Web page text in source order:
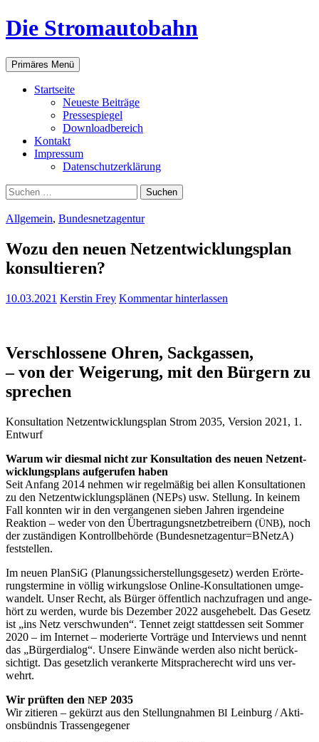
Zum
Inhalt
Die Stromautobahn
Suchen
Primäres Menü
Start­sei­te
Neu­es­te Beiträge
Pres­se­spie­gel
Down­load­be­reich
Kon­takt
Impres­sum
Daten­schutz­er­klä­rung
Suchen
nach:
Allgemein, Bundesnetzagentur
Wozu den neu­en Netz­ent­wick­lungs­plan
konsultieren?
10.03.2021 Kerstin Frey Kommentar hinterlassen
Ver­schlos­se­ne Ohren, Sackgassen,
– von der Wei­ge­rung, mit den Bür­gern zu
sprechen
Kon­sul­ta­ti­on Netz­ent­wick­lungs­plan Strom 2035, Ver­si­on 2021, 1.
Entwurf
War­um wir dies­mal nicht zur Kon­sul­ta­ti­on des neu­en Netz­ent­
wick­lungs­plans auf­ge­ru­fen haben
Seit Anfang 2014 neh­men wir regel­mä­ßig bei allen Kon­sul­ta­tio­nen
zu den Netz­ent­wick­lungs­plä­nen (NEPs) usw. Stel­lung. In kei­nem
Fall konn­ten wir in den ver­gan­ge­nen sie­ben Jah­ren irgend­ei­ne
Reak­ti­on – weder von den Über­tra­gungs­netz­be­trei­bern (ÜNB), noch
der zustän­di­gen Kon­troll­be­hör­de (Bundesnetzagentur=BNetzA)
fest­stel­len.
Im neu­en Plan­SiG (Pla­nungs­si­cher­stel­lungs­ge­setz) wer­den Erör­te­
rungs­ter­mi­ne in völ­lig wir­kungs­lo­se Online-Kon­sul­ta­tio­nen umge­
wan­delt. Unser Recht, als Bür­ger öffent­lich nach­zu­fra­gen und ange­
hört zu wer­den, wur­de bis Dezem­ber 2022 aus­ge­he­belt. Das Gesetz
ist „ins Netz ver­schwun­den“. Ten­net zeigt statt­des­sen seit Som­mer
2020 – im Inter­net – mode­rier­te Vor­trä­ge und Inter­views und nennt
das „Bür­ger­dia­log“. Unse­re Ein­wän­de wer­den also nicht berück­
sich­tigt. Das gesetz­lich ver­an­ker­te Mit­spra­che­recht wird uns ver­
wehrt.
Wir prüf­ten den NEP 2035
Wir zitie­ren – gekürzt aus den Stel­lung­nah­men BI Lein­burg / Akti­
ons­bünd­nis Tras­sen­ge­ge­ner